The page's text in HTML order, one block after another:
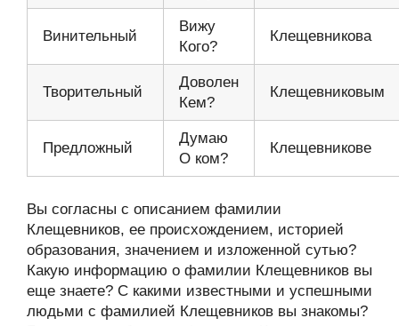
Винительный
Вижу
Кого?
Клещевникова
Творительный
Доволен
Кем?
Клещевниковым
Предложный
Думаю
О ком?
Клещевникове
Вы согласны с описанием фамилии
Клещевников, ее происхождением, историей
образования, значением и изложенной сутью?
Какую информацию о фамилии Клещевников вы
еще знаете? С какими известными и успешными
людьми с фамилией Клещевников вы знакомы?